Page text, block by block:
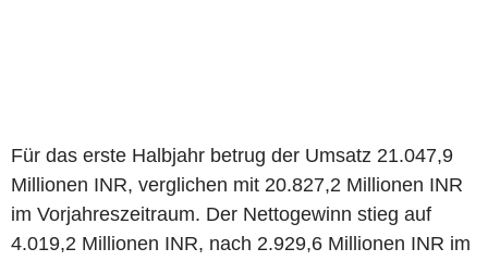
Für das erste Halbjahr betrug der Umsatz 21.047,9
Millionen INR, verglichen mit 20.827,2 Millionen INR
im Vorjahreszeitraum. Der Nettogewinn stieg auf
4.019,2 Millionen INR, nach 2.929,6 Millionen INR im